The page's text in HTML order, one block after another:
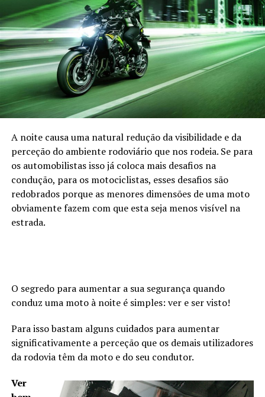
A noite causa uma natural redução da visibilidade e da
perceção do ambiente rodoviário que nos rodeia. Se para
os automobilistas isso já coloca mais desafios na
condução, para os motociclistas, esses desafios são
redobrados porque as menores dimensões de uma moto
obviamente fazem com que esta seja menos visível na
estrada.
O segredo para aumentar a sua segurança quando
conduz uma moto à noite é simples: ver e ser visto!
Para isso bastam alguns cuidados para aumentar
significativamente a perceção que os demais utilizadores
da rodovia têm da moto e do seu condutor.
Ver